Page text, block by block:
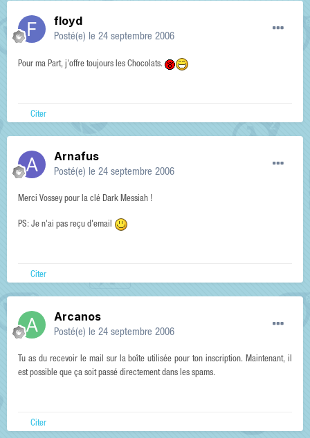
floyd
Posté(e) le 24 septembre 2006
Pour ma Part, j'offre toujours les Chocolats.
Citer
Arnafus
Posté(e) le 24 septembre 2006
Merci Vossey pour la clé Dark Messiah !
PS: Je n'ai pas reçu d'email
Citer
Arcanos
Posté(e) le 24 septembre 2006
Tu as du recevoir le mail sur la boîte utilisée pour ton inscription. Maintenant, il
est possible que ça soit passé directement dans les spams.
Citer